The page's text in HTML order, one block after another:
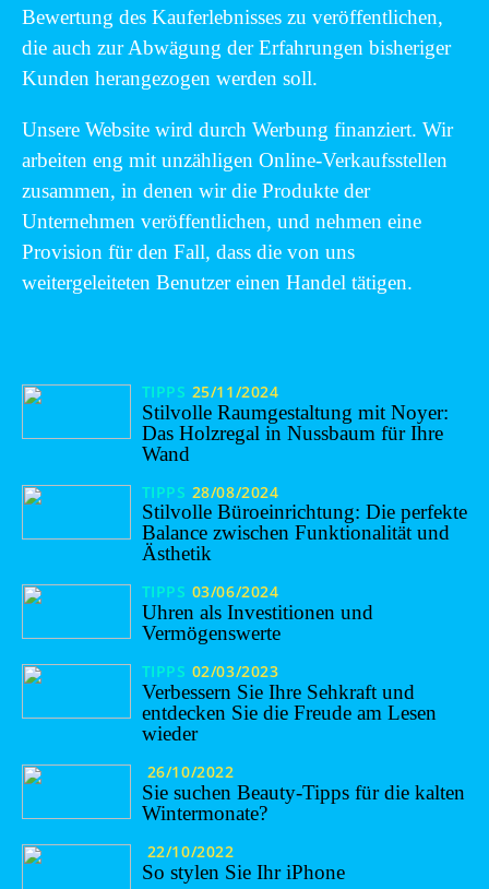
Bewertung des Kauferlebnisses zu veröffentlichen,
die auch zur Abwägung der Erfahrungen bisheriger
Kunden herangezogen werden soll.
Unsere Website wird durch Werbung finanziert. Wir
arbeiten eng mit unzähligen Online-Verkaufsstellen
zusammen, in denen wir die Produkte der
Unternehmen veröffentlichen, und nehmen eine
Provision für den Fall, dass die von uns
weitergeleiteten Benutzer einen Handel tätigen.
TIPPS 25/11/2024
Stilvolle Raumgestaltung mit Noyer:
Das Holzregal in Nussbaum für Ihre
Wand
TIPPS 28/08/2024
Stilvolle Büroeinrichtung: Die perfekte
Balance zwischen Funktionalität und
Ästhetik
TIPPS 03/06/2024
Uhren als Investitionen und
Vermögenswerte
TIPPS 02/03/2023
Verbessern Sie Ihre Sehkraft und
entdecken Sie die Freude am Lesen
wieder
26/10/2022
Sie suchen Beauty-Tipps für die kalten
Wintermonate?
22/10/2022
So stylen Sie Ihr iPhone